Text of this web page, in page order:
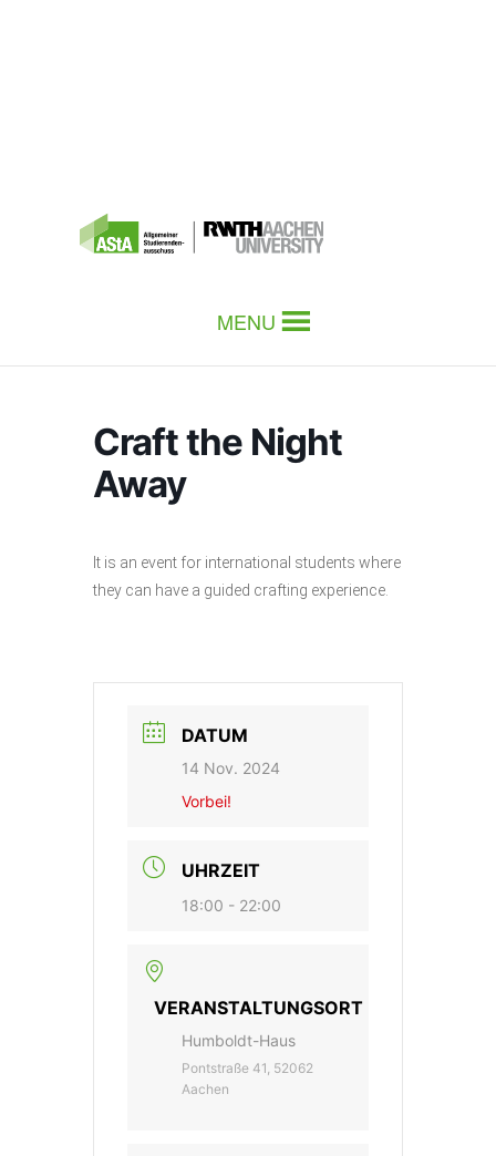
MENU
Craft the Night
Away
It is an event for international students where
they can have a guided crafting experience.
DATUM
14 Nov. 2024
Vorbei!
UHRZEIT
18:00 - 22:00
VERANSTALTUNGSORT
Humboldt-Haus
Pontstraße 41, 52062
Aachen